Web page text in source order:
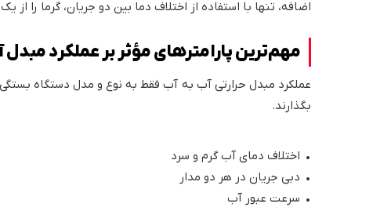
اضافه، تنها با استفاده از اختلاف دما بین دو جریان، گرما
مهم‌ترین پارامترهای مؤثر بر عملکرد
عملکرد مبدل حرارتی آب به آب فقط به نوع و مدل دستگاه
بگذارند.
• اختلاف دمای آب گرم و سرد
• دبی جریان در هر دو مدار
• سرعت عبور آب